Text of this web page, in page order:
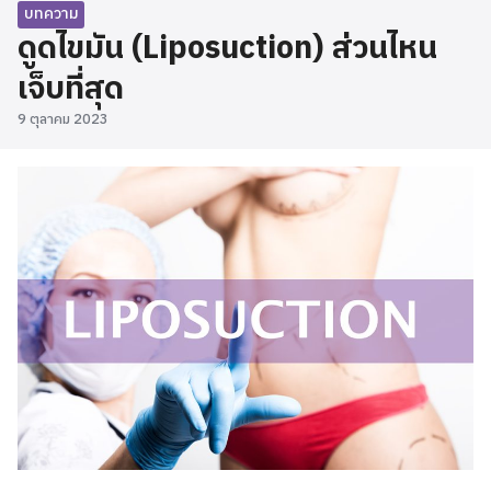
บทความ
ดูดไขมัน (Liposuction) ส่วนไหน
เจ็บที่สุด
9 ตุลาคม 2023